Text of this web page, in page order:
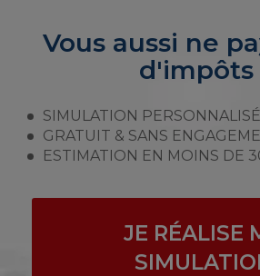
Vous aussi ne
d'impôts
SIMULATION
GRATUIT & SANS
ESTIMATION EN MOINS DE
JE RÉALISE